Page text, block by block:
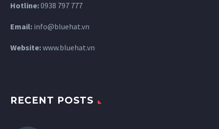
Hotline:0938 797 777
Email: info@bluehat.vn
Website:www.bluehat.vn
RECENT POSTS